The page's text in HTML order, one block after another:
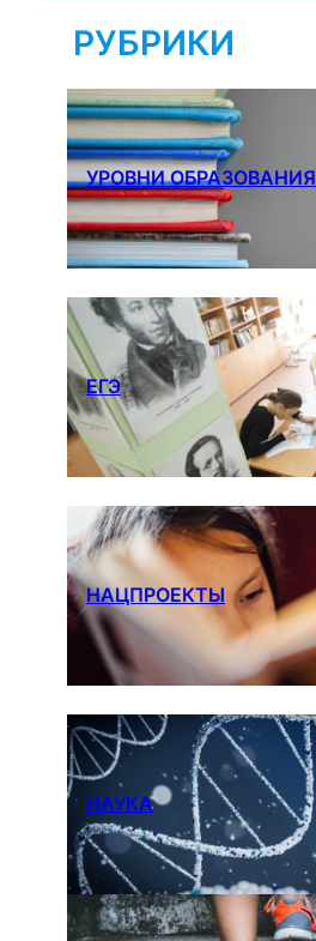
РУБРИКИ
УРОВНИ ОБРАЗОВАНИЯ
ЕГЭ
НАЦПРОЕКТЫ
НАУКА